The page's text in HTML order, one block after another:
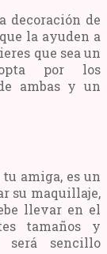
decoración de
la ayuden a
que sea un
por los
ambas y un
amiga, es un
su maquillaje,
llevar en el
tamaños y
será sencillo